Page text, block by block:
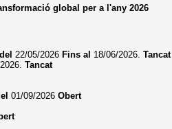
global per a l'any 2026
22/05/2026 Fins al 18/06/2026.Tancat
Tancat
01/09/2026Obert